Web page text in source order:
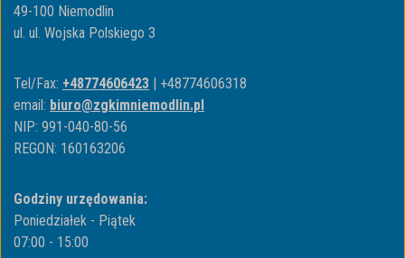
49-100 Niemodlin
ul. ul. Wojska Polskiego 3
Tel/Fax: +48774606423 | +48774606318
email: biuro@zgkimniemodlin.pl
NIP: 991-040-80-56
REGON: 160163206
Godziny urzędowania:
Poniedziałek - Piątek
07:00 - 15:00